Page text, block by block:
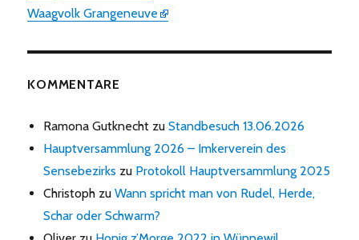
Waagvolk Grangeneuve
KOMMENTARE
Ramona Gutknecht zuStandbesuch 13.06.2026
Hauptversammlung 2026 – Imkerverein des
Sensebezirks zu Protokoll Hauptversammlung 2025
Christoph zuWann spricht man von Rudel, Herde,
Schar oder Schwarm?